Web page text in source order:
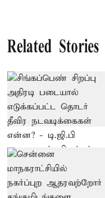
Related Stories